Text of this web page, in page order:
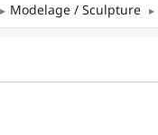
Modelage / Sculpture